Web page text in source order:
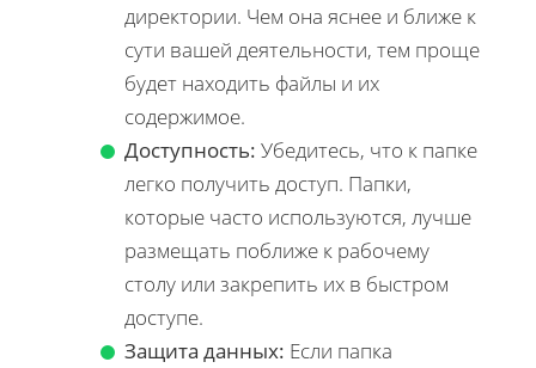
директории. Чем она яснее и ближе к
сути вашей деятельности, тем проще
будет находить файлы и их
содержимое.
Доступность: Убедитесь, что к папке
легко получить доступ. Папки,
которые часто используются, лучше
размещать поближе к рабочему
столу или закрепить их в быстром
доступе.
Защита данных: Если папка